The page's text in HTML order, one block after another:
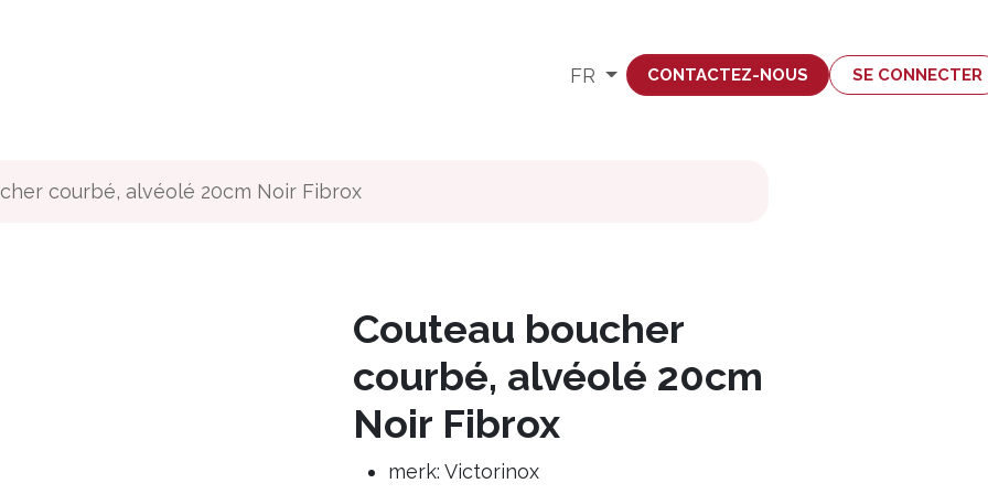
FR CONTACTEZ-NOUS SE CONNECTER
courbé, alvéolé 20cm Noir Fibrox
Couteau boucher
courbé, alvéolé 20cm
Noir Fibrox
merk: Victorinox